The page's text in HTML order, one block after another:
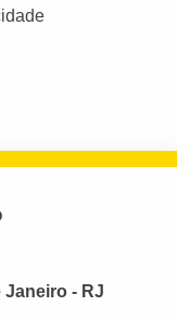
Janeiro - RJ